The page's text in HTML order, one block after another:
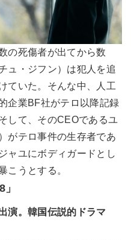
の死傷者が出てから数
ュ・ジフン）は犯人を追
ていた。そんな中、人工
企業BF社がテロ以降記録
して、そのCEOであるユ
がテロ事件の生存者であ
ャユにボディガードとし
こうとする。
演。韓国伝説的ドラマ